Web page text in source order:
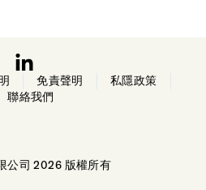
Find us on LinkedIn
免責聲明
私隱政策
聯絡我們
公司 2026 版權所有